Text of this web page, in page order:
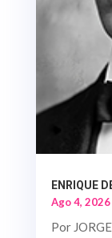
ENRIQUE
Ago 4, 2026
Por